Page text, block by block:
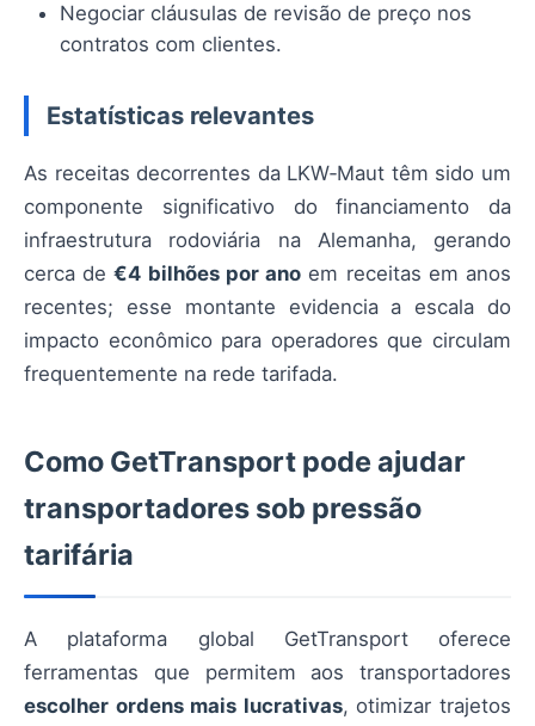
Negociar cláusulas de revisão de preço nos
contratos com clientes.
Estatísticas relevantes
As receitas decorrentes da LKW‑Maut têm sido um
componente significativo do financiamento da
infraestrutura rodoviária na Alemanha, gerando
cerca de€4 bilhões por ano em receitas em anos
recentes; esse montante evidencia a escala do
impacto econômico para operadores que circulam
frequentemente na rede tarifada.
Como GetTransport pode ajudar
transportadores sob pressão
tarifária
A plataforma global GetTransport oferece
ferramentas que permitem aos transportadores
escolher ordens mais lucrativas, otimizar trajetos